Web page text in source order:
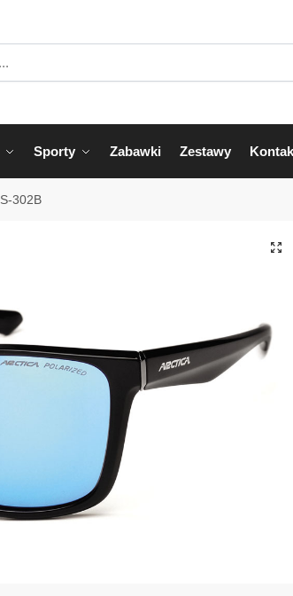
Sporty Zabawki Zestawy
S-302B